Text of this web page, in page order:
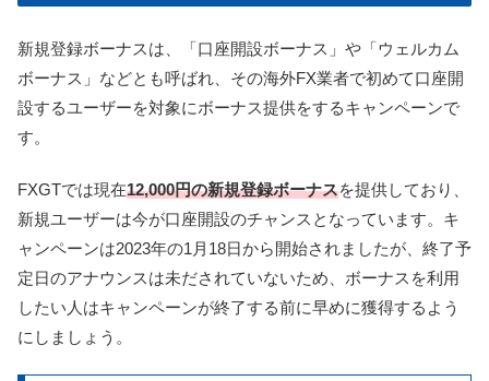
新規登録ボーナスは、「口座開設ボーナス」や「ウェルカム
ボーナス」などとも呼ばれ、その海外FX業者で初めて口座開
設するユーザーを対象にボーナス提供をするキャンペーンで
す。
FXGTでは現在12,000円の新規登録ボーナスを提供しており、
新規ユーザーは今が口座開設のチャンスとなっています。キ
ャンペーンは2023年の1月18日から開始されましたが、終了予
定日のアナウンスは未だされていないため、ボーナスを利用
したい人はキャンペーンが終了する前に早めに獲得するよう
にしましょう。